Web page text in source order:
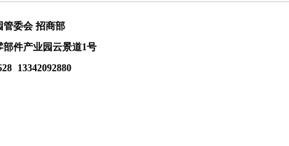
管委会 招商部
件产业园云景道1号
13342092880